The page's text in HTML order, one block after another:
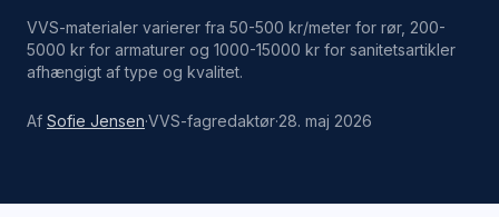
VVS-materialer varierer fra 50-500 kr/meter for rør, 200-
5000 kr for armaturer og 1000-15000 kr for sanitetsartikler
afhængigt af type og kvalitet.
Af Sofie Jensen·VVS-fagredaktør·28. maj 2026